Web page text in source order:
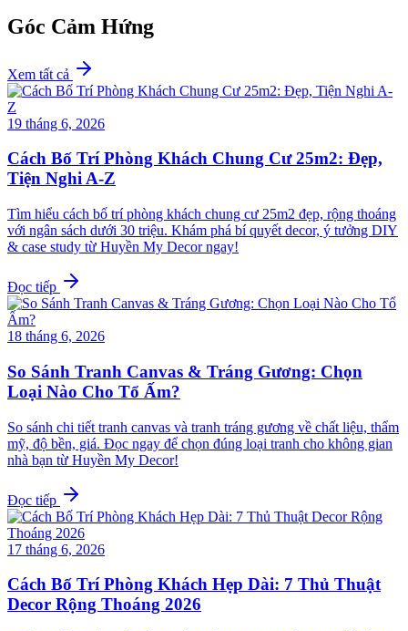
Góc Cảm Hứng
Xem tất cả
19 tháng 6, 2026
Cách Bố Trí Phòng Khách Chung Cư 25m2: Đẹp,
Tiện Nghi A-Z
Tìm hiểu cách bố trí phòng khách chung cư 25m2 đẹp, rộng thoáng
với ngân sách dưới 30 triệu. Khám phá bí quyết decor, ý tưởng DIY
& case study từ Huyền My Decor ngay!
Đọc tiếp
18 tháng 6, 2026
So Sánh Tranh Canvas & Tráng Gương: Chọn
Loại Nào Cho Tổ Ấm?
So sánh chi tiết tranh canvas và tranh tráng gương về chất liệu, thẩm
mỹ, độ bền, giá. Đọc ngay để chọn đúng loại tranh cho không gian
nhà bạn từ Huyền My Decor!
Đọc tiếp
17 tháng 6, 2026
Cách Bố Trí Phòng Khách Hẹp Dài: 7 Thủ Thuật
Decor Rộng Thoáng 2026